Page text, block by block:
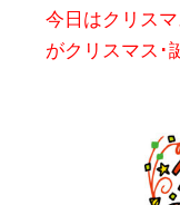
今日はクリス
がクリスマス･